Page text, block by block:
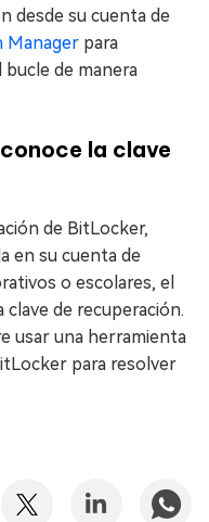
desde su cuenta de
Manager para
de manera
la clave
de BitLocker,
en su cuenta de
o escolares, el
de recuperación.
usar una herramienta
para resolver